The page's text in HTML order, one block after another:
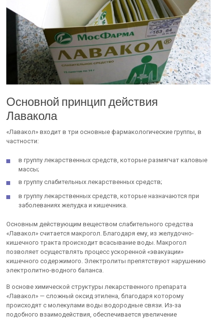
Основной принцип действия
Лавакола
«Лавакол» входит в три основные фармакологические группы, в
частности:
в группу лекарственных средств, которые размягчат каловые
массы;
в группу слабительных лекарственных средств;
в группу лекарственных средств, которые назначаются при
заболеваниях желудка и кишечника.
Основным действующим веществом слабительного средства
«Лавакол» считается макрогол. Благодаря ему, из желудочно-
кишечного тракта происходит всасывание воды. Макрогол
позволяет осуществлять процесс ускоренной «эвакуации»
кишечного содержимого. Электролиты препятствуют нарушению
электролитно-водного баланса.
В основе химической структуры лекарственного препарата
«Лавакол» — сложный оксид этилена, благодаря которому
происходят с молекулами воды водородные связи. Из-за
подобного взаимодействия, обеспечивается увеличение